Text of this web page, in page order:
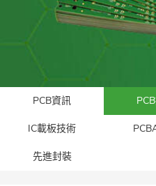
PCB資訊
IC載板技術
先進封裝​